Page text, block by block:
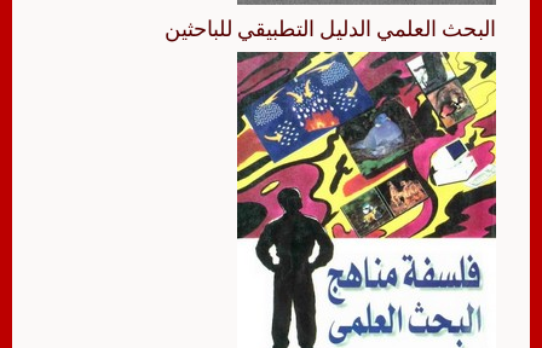
البحث العلمي الدليل التطبيقي للباحثين